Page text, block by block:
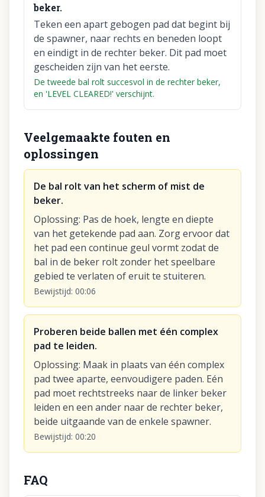
beker.
Teken een apart gebogen pad dat begint bij
de spawner, naar rechts en beneden loopt
en eindigt in de rechter beker. Dit pad moet
gescheiden zijn van het eerste.
De tweede bal rolt succesvol in de rechter beker,
en 'LEVEL CLEARED!' verschijnt.
Veelgemaakte fouten en
oplossingen
De bal rolt van het scherm of mist de
beker.
Oplossing: Pas de hoek, lengte en diepte
van het getekende pad aan. Zorg ervoor dat
het pad een continue geul vormt zodat de
bal in de beker rolt zonder het speelbare
gebied te verlaten of eruit te stuiteren.
Bewijstijd: 00:06
Proberen beide ballen met één complex
pad te leiden.
Oplossing: Maak in plaats van één complex
pad twee aparte, eenvoudigere paden. Eén
pad moet rechtstreeks naar de linker beker
leiden en een ander naar de rechter beker,
beide uitgaande van de enkele spawner.
Bewijstijd: 00:20
FAQ